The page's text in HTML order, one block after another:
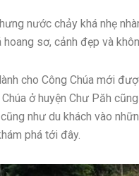
nước chảy khá nhẹ
sơ, cảnh đẹp và
cho Công Chúa mới
ở huyện Chư Păh
như du khách vào
phá tới đây.